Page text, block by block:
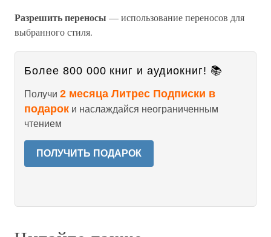
Разрешить переносы — использование переносов для
выбранного стиля.
Более 800 000 книг и аудиокниг! 📚
Получи 2 месяца Литрес Подписки в
подарок и наслаждайся неограниченным
чтением
ПОЛУЧИТЬ ПОДАРОК